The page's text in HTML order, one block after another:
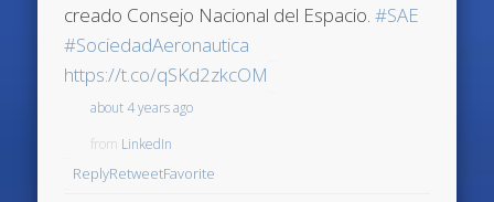
creado Consejo Nacional del Espacio.#SAE
#SociedadAeronautica
https://t.co/qSKd2zkcOM
about 4 years ago
from LinkedIn
ReplyRetweetFavorite